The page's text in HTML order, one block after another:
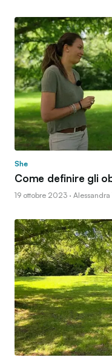
She
Come definire gli
19 ottobre 2023 · Alessandra